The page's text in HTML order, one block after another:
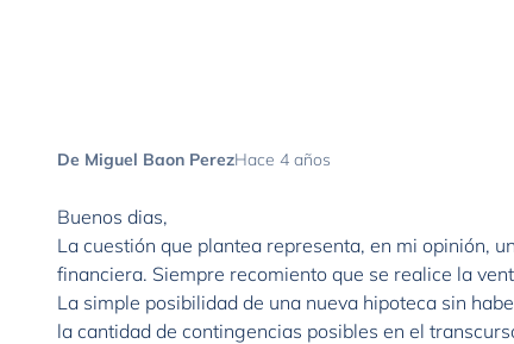
De Miguel Baon PerezHace 4 años
Buenos dias,
La cuestión que plantea representa, en mi opinión,
financiera. Siempre recomiento que se realice la
La simple posibilidad de una nueva hipoteca sin
la cantidad de contingencias posibles en el